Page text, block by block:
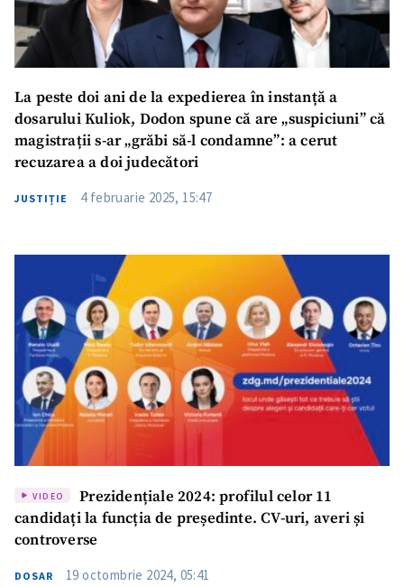
La peste doi ani de la expedierea în instanță a
dosarului Kuliok, Dodon spune că are „suspiciuni” că
magistrații s-ar „grăbi să-l condamne”: a cerut
recuzarea a doi judecători
JUSTIȚIE 4 februarie 2025, 15:47
VIDEO
Prezidențiale 2024: profilul celor 11
candidați la funcția de președinte. CV-uri, averi și
controverse
DOSAR 19 octombrie 2024, 05:41